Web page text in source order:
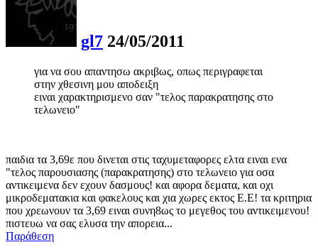
gl7 24/05/2011
για να σου απαντησω ακριβως, οπως περιγραφεται
στην χθεσινη μου αποδειξη
ειναι χαρακτηρισμενο σαν "τελος παρακρατησης στο
τελωνειο"
παιδια τα 3,69ε που δινεται στις ταχυμεταφορες ελτα ειναι ενα
"τελος παρουσιασης (παρακρατησης) στο τελωνειο για οσα
αντικειμενα δεν εχουν δασμους! και αφορα δεματα, και οχι
μικροδεματακια και φακελους και χια χωρες εκτος Ε.Ε! τα κριτηρια
που χρεωνουν τα 3,69 ειναι συνη8ως το μεγεθος του αντικειμενου!
πιστευω να σας ελυσα την απορεια...
Παράθεση